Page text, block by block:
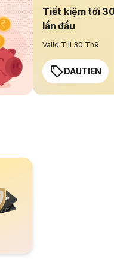
Tiết kiệm tới
lần đầu
Valid Till 30 Th9
DAUTIEN